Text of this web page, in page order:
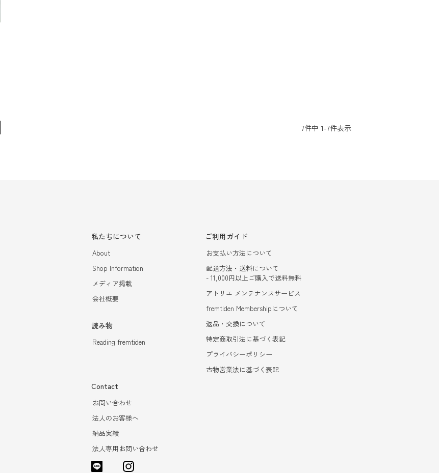
7件中 1-7件表示
私たちについて
About
Shop Information
メディア掲載
会社概要
読み物
Reading fremtiden
ご利用ガイド
お支払い方法について
配送方法・送料について
- 11,000円以上ご購入で送料無料
アトリエ メンテナンスサービス
fremtiden Membershipについて
返品・交換について
特定商取引法に基づく表記
プライバシーポリシー
古物営業法に基づく表記
Contact
お問い合わせ
法人のお客様へ
納品実績
法人専用お問い合わせ